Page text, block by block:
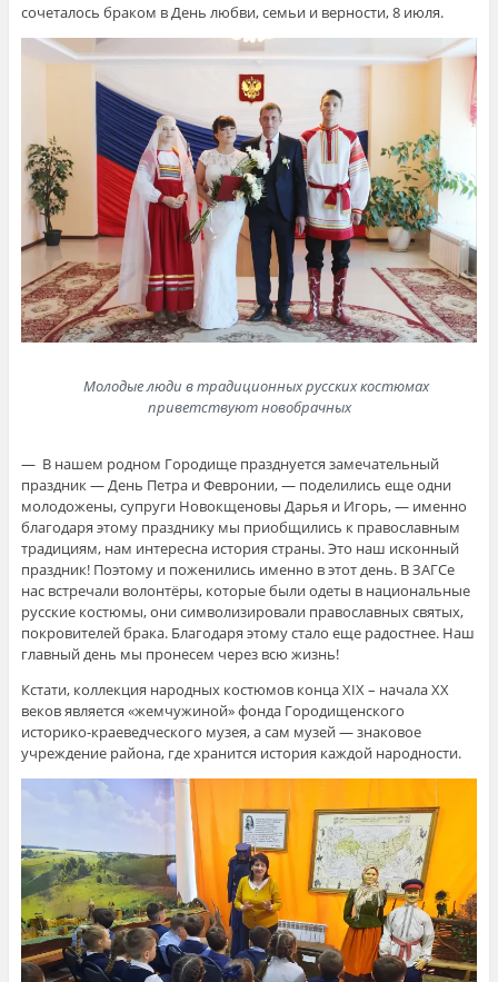
сочеталось браком в День любви, семьи и верности, 8 июля.
Молодые люди в традиционных русских костюмах
приветствуют новобрачных
— В нашем родном Городище празднуется замечательный
праздник — День Петра и Февронии, — поделились еще одни
молодожены, супруги Новокщеновы Дарья и Игорь, — именно
благодаря этому празднику мы приобщились к православным
традициям, нам интересна история страны. Это наш исконный
праздник! Поэтому и поженились именно в этот день. В ЗАГСе
нас встречали волонтёры, которые были одеты в национальные
русские костюмы, они символизировали православных святых,
покровителей брака. Благодаря этому стало еще радостнее. Наш
главный день мы пронесем через всю жизнь!
Кстати, коллекция народных костюмов конца XIX – начала XX
веков является «жемчужиной» фонда Городищенского
историко-краеведческого музея, а сам музей — знаковое
учреждение района, где хранится история каждой народности.